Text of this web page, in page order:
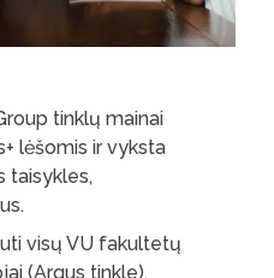
tinklų mainai
lėšomis ir vyksta
taisykles,
visų VU fakultetų
(Arqus tinkle),